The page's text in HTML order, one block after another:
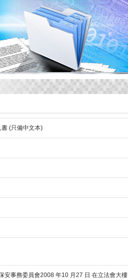
(只備中文本)
安事務委員會2008 年10 月27 日 在立法會大樓